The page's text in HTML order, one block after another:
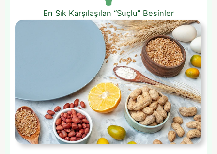
En Sık Karşılaşılan “Suçlu” Besinler